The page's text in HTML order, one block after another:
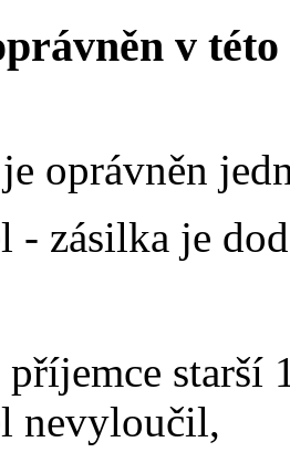
v
oprávněn
- zásilka je
starší
nevyloučil,